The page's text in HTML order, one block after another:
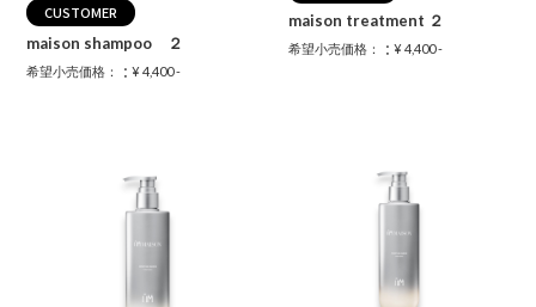
CUSTOMER
maison shampoo ２
希望小売価格： ：¥ 4,400 -
maison treatment ２
希望小売価格： ：¥ 4,400 -